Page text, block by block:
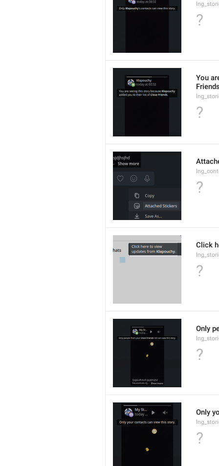
?
You
?
?
Click
?
Only
?
Only
?